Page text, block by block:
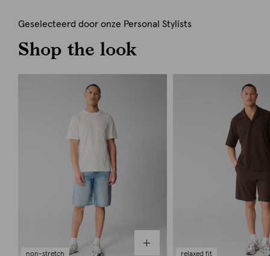
Geselecteerd door onze Personal Stylists
Shop the look
non-stretch relaxed fit